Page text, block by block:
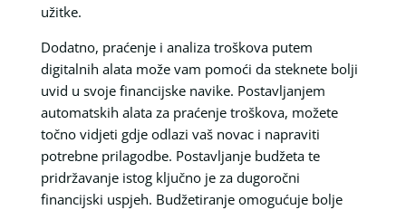
užitke.
Dodatno, praćenje i analiza troškova putem
digitalnih alata može vam pomoći da steknete bolji
uvid u svoje financijske navike. Postavljanjem
automatskih alata za praćenje troškova, možete
točno vidjeti gdje odlazi vaš novac i napraviti
potrebne prilagodbe. Postavljanje budžeta te
pridržavanje istog ključno je za dugoročni
financijski uspjeh. Budžetiranje omogućuje bolje